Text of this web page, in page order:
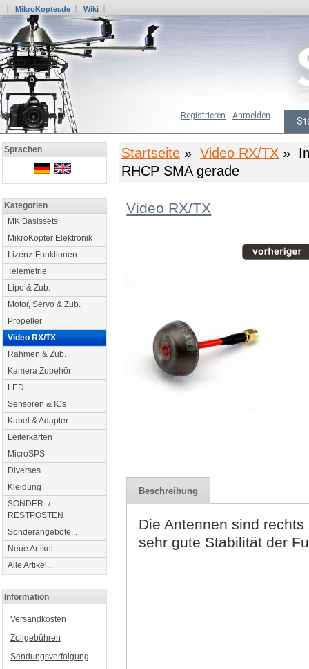
MikroKopter.de Wiki
Anmelden
Registrieren
Sprachen
Kategorien
MK Basissets
MikroKopter Elektronik
Lizenz-Funktionen
Telemetrie
Lipo & Zub.
Motor, Servo & Zub.
Propeller
Video RX/TX
Rahmen & Zub.
Kamera Zubehör
LED
Sensoren & ICs
Kabel & Adapter
Leiterkarten
MicroSPS
Diverses
Kleidung
SONDER- /
RESTPOSTEN
Sonderangebote...
Neue Artikel...
Alle Artikel...
Information
Versandkosten
Zollgebühren
Sendungsverfolgung
Startseite » Video RX/TX »
RHCP SMA gerade
Video RX/TX
Beschreibung
Die Antennen sind
sehr gute Stabilität der